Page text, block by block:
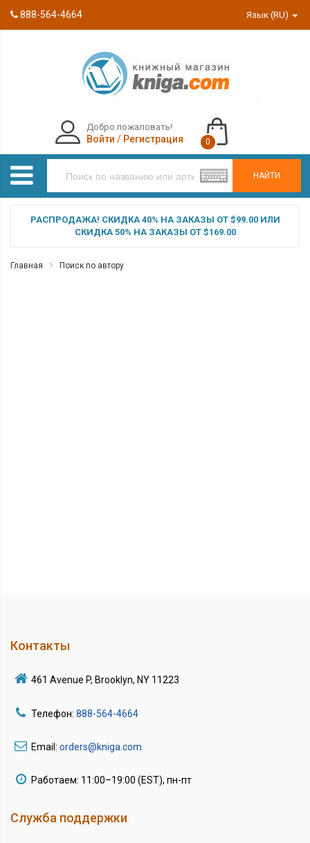
888-564-4664 Язык (RU)
НАЙТИ
Добро пожаловать!
Войти / Регистрация 0
РАСПРОДАЖА! СКИДКА 40% НА ЗАКАЗЫ ОТ $99.00 ИЛИ
СКИДКА 50% НА ЗАКАЗЫ ОТ $169.00
Главная Поиск по автору
Контакты
461 Avenue P, Brooklyn, NY 11223
Телефон: 888-564-4664
Email: orders@kniga.com
Работаем: 11:00–19:00 (EST), пн-пт
Служба поддержки